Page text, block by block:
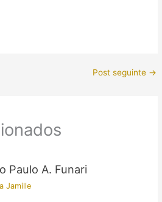
Post seguinte →
Paulo A. Funari
Jamille